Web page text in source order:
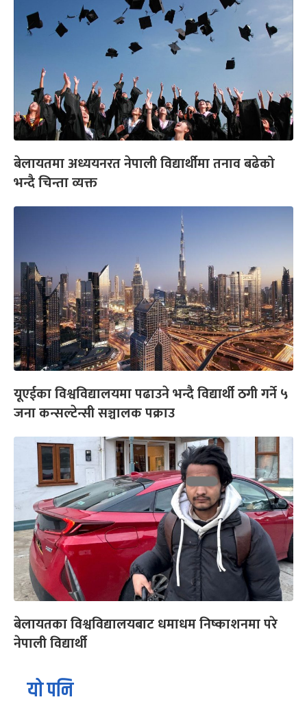
बेलायतमा अध्ययनरत नेपाली विद्यार्थीमा तनाव बढेको
भन्दै चिन्ता व्यक्त
यूएईका विश्वविद्यालयमा पढाउने भन्दै विद्यार्थी ठगी गर्ने ५
जना कन्सल्टेन्सी सञ्चालक पक्राउ
बेलायतका विश्वविद्यालयबाट धमाधम निष्काशनमा परे
नेपाली विद्यार्थी
यो पनि